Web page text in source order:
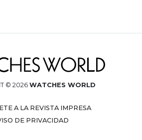
© 2026WATCHES WORLD
A LA REVISTA IMPRESA
DE PRIVACIDAD